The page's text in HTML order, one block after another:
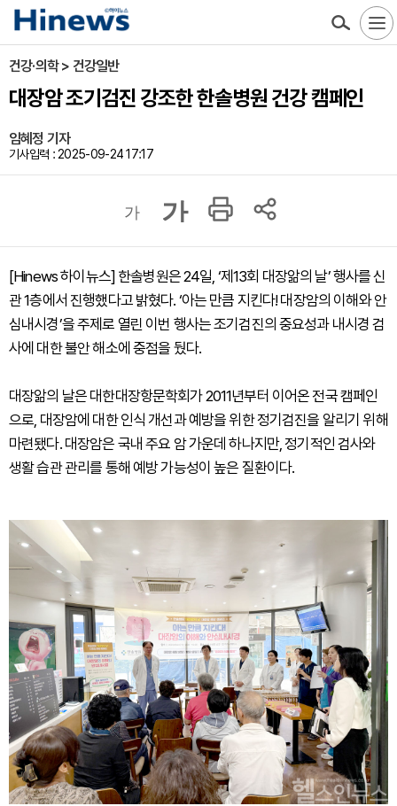
건강·의학 > 건강일반
대장암 조기검진 강조한 한솔병원 건강 캠페인
임혜정 기자
기사입력 : 2025-09-24 17:17
가 가
[Hinews 하이뉴스] 한솔병원은 24일, ‘제13회 대장앎의 날’ 행사를 신
관 1층에서 진행했다고 밝혔다. ‘아는 만큼 지킨다! 대장암의 이해와 안
심내시경’을 주제로 열린 이번 행사는 조기검진의 중요성과 내시경 검
사에 대한 불안 해소에 중점을 뒀다.
대장앎의 날은 대한대장항문학회가 2011년부터 이어온 전국 캠페인
으로, 대장암에 대한 인식 개선과 예방을 위한 정기검진을 알리기 위해
마련됐다. 대장암은 국내 주요 암 가운데 하나지만, 정기적인 검사와
생활 습관 관리를 통해 예방 가능성이 높은 질환이다.